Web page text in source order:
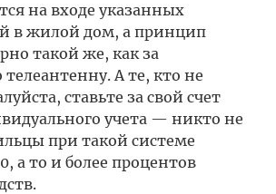
на входе указанных
в жилой дом, а принцип
такой же, как за
А те, кто не
ставьте за свой счет
учета — никто не
при такой системе
а то и более процентов